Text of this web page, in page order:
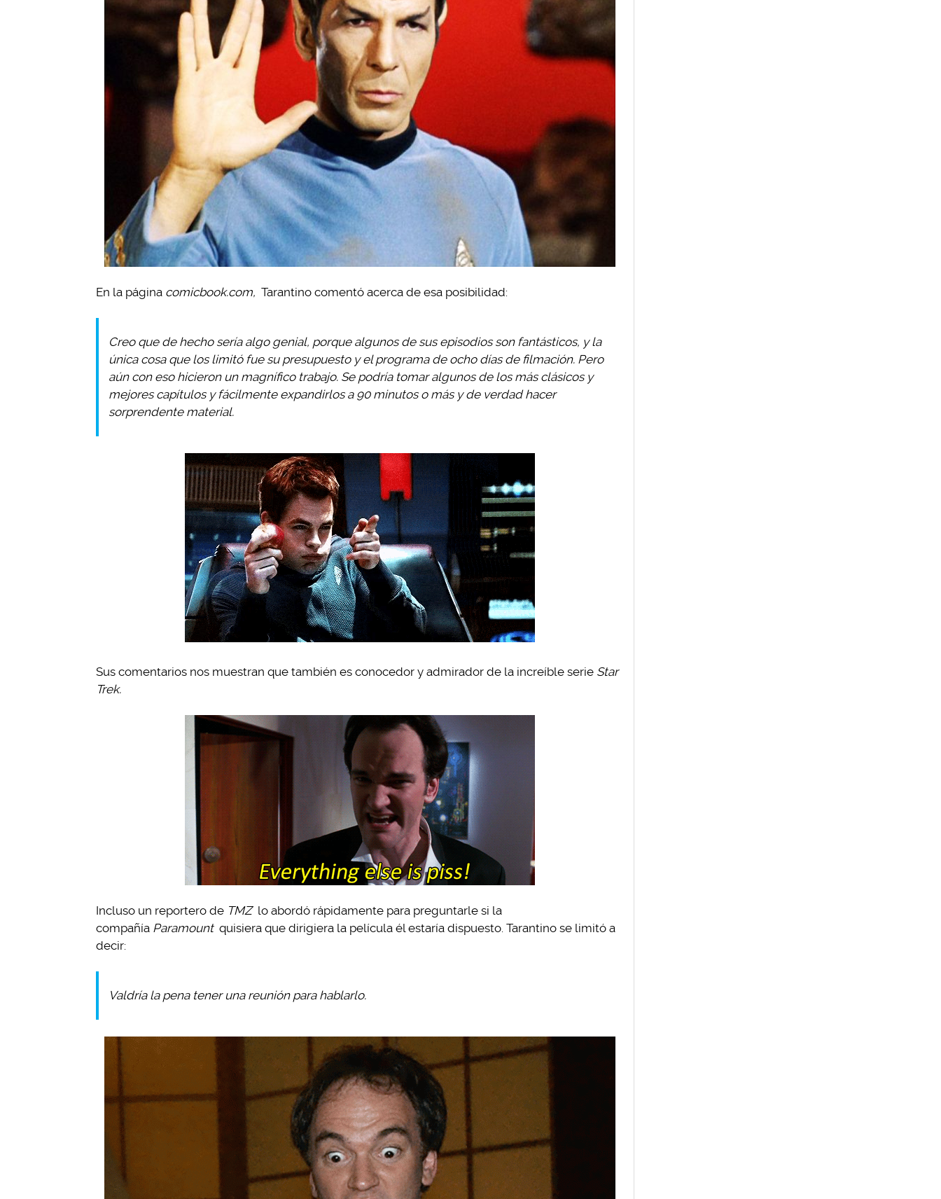
En la página comicbook.com, Tarantino comentó acerca de esa posibilidad:
Creo que de hecho sería algo genial, porque algunos de sus episodios son fantásticos, y la
única cosa que los limitó fue su presupuesto y el programa de ocho días de filmación. Pero
aún con eso hicieron un magnífico trabajo. Se podría tomar algunos de los más clásicos y
mejores capítulos y fácilmente expandirlos a 90 minutos o más y de verdad hacer
sorprendente material.
Sus comentarios nos muestran que también es conocedor y admirador de la increíble serie Star
Trek.
Incluso un reportero de TMZ lo abordó rápidamente para preguntarle si la
compañía Paramount quisiera que dirigiera la película él estaría dispuesto. Tarantino se limitó a
decir:
Valdría la pena tener una reunión para hablarlo.